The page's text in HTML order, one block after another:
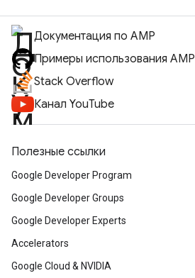
Документация по AMP
Примеры использования AMP
Stack Overflow
Канал YouTube
Полезные ссылки
Google Developer Program
Google Developer Groups
Google Developer Experts
Accelerators
Google Cloud & NVIDIA